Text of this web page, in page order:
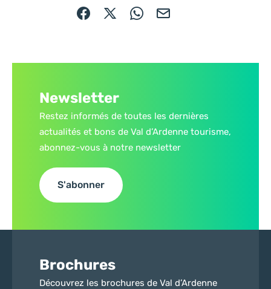
Partager sur Facebook (nouvelle fenêtre)
Partager sur X / Twitter (nouvelle
Partager sur WhatsApp
Partager par mail
Newsletter
Restez informés de toutes les dernières
actualités et bons de Val d’Ardenne tourisme,
abonnez-vous à notre newsletter
S'abonner
Brochures
Découvrez les brochures de Val d’Ardenne